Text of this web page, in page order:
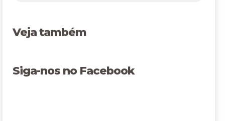
Veja também
Siga-nos no Facebook